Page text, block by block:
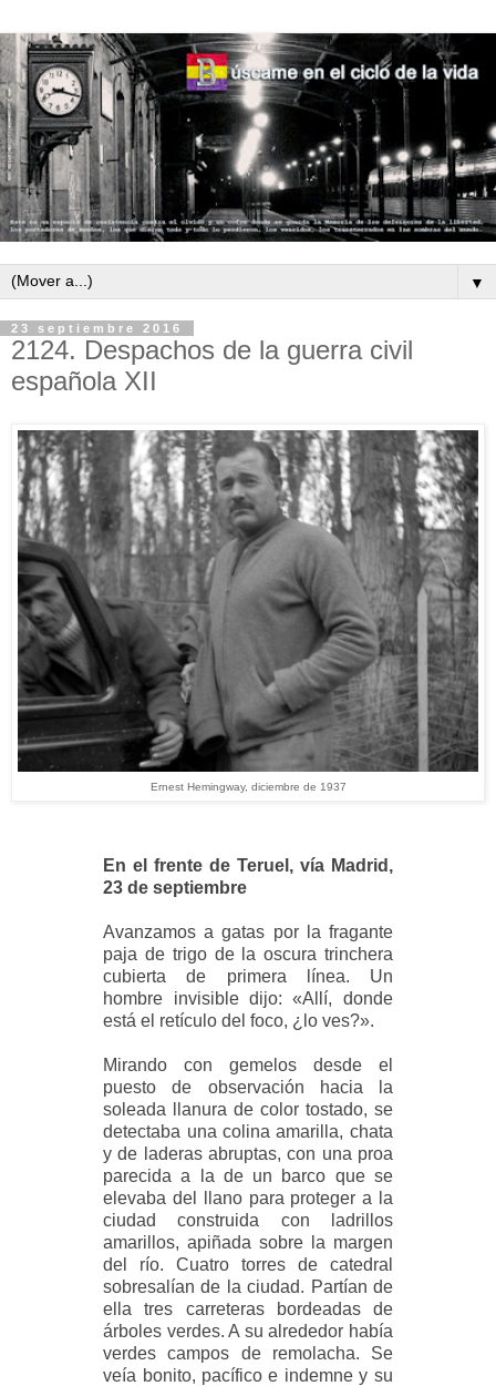
▼
23 septiembre 2016
2124. Despachos de la guerra civil
española XII
Ernest Hemingway, diciembre de 1937
En el frente de Teruel, vía Madrid,
23 de septiembre
Avanzamos a gatas por la fragante
paja de trigo de la oscura trinchera
cubierta de primera línea. Un
hombre invisible dijo: «Allí, donde
está el retículo del foco, ¿lo ves?».
Mirando con gemelos desde el
puesto de observación hacia la
soleada llanura de color tostado, se
detectaba una colina amarilla, chata
y de laderas abruptas, con una proa
parecida a la de un barco que se
elevaba del llano para proteger a la
ciudad construida con ladrillos
amarillos, apiñada sobre la margen
del río. Cuatro torres de catedral
sobresalían de la ciudad. Partían de
ella tres carreteras bordeadas de
árboles verdes. A su alrededor había
verdes campos de remolacha. Se
veía bonito, pacífico e indemne y su